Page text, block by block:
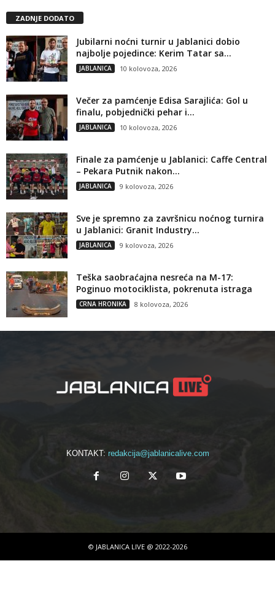
ZADNJE DODATO
Jubilarni noćni turnir u Jablanici dobio
najbolje pojedince: Kerim Tatar sa...
JABLANICA 10 kolovoza, 2026
Večer za pamćenje Edisa Sarajlića: Gol u
finalu, pobjednički pehar i...
JABLANICA 10 kolovoza, 2026
Finale za pamćenje u Jablanici: Caffe Central
– Pekara Putnik nakon...
JABLANICA 9 kolovoza, 2026
Sve je spremno za završnicu noćnog turnira
u Jablanici: Granit Industry...
JABLANICA 9 kolovoza, 2026
Teška saobraćajna nesreća na M-17:
Poginuo motociklista, pokrenuta istraga
CRNA HRONIKA 8 kolovoza, 2026
KONTAKT: redakcija@jablanicalive.com
© JABLANICA LIVE @ 2022-2026